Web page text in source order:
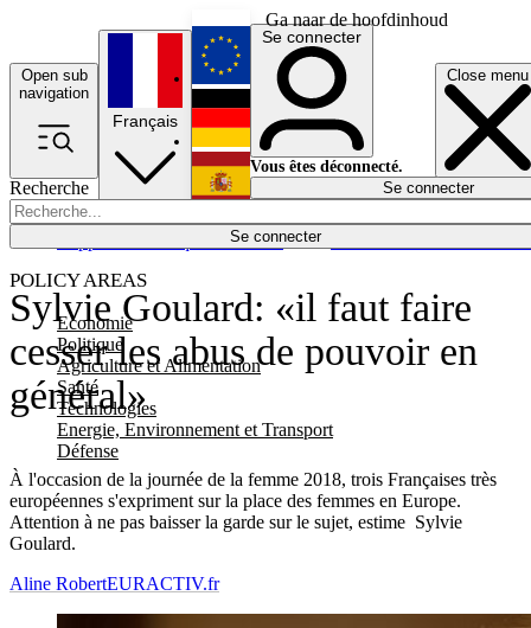
Ga naar de hoofdinhoud
Open sub
navigation
Close menu
Recherche
Se connecter
POLICY AREAS
Economie
Politique
Agriculture et Alimentation
Santé
Technologies
Energie, Environnement et Transport
Défense
Économie
Français
English
Deutsch
Español
Se connecter
Vous êtes déconnecté.
Se connecter
Sylvie Goulard: «il faut faire
cesser les abus de pouvoir en
général»
À l'occasion de la journée de la femme 2018, trois Françaises très
européennes s'expriment sur la place des femmes en Europe.
Attention à ne pas baisser la garde sur le sujet, estime Sylvie
Goulard.
Aline RobertEURACTIV.fr